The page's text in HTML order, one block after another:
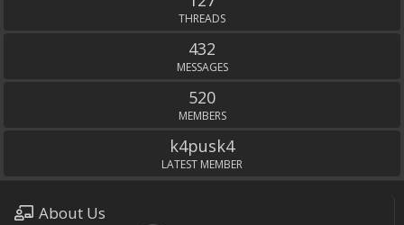
THREADS
432
MESSAGES
520
MEMBERS
k4pusk4
LATEST MEMBER
About Us